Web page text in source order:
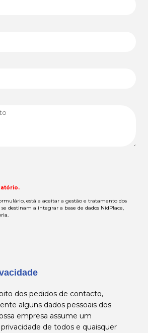
está a aceitar a gestão e tratamento dos
destinam a integrar a base de dados NidPlace,
dos pedidos de contacto,
alguns dados pessoais dos
empresa assume um
de todos e quaisquer